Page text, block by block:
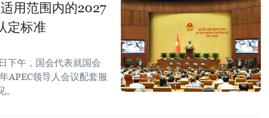
用范围内的2027
定标准
下午，国会代表就国会
APEC领导人会议配套服